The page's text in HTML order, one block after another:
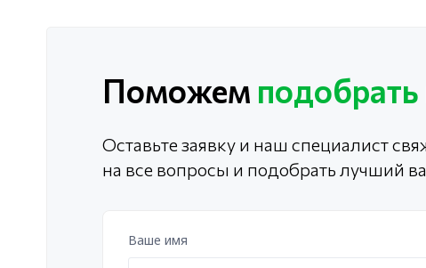
Поможем подобрать
Оставьте заявку и наш специалист
на все вопросы и подобрать лучший